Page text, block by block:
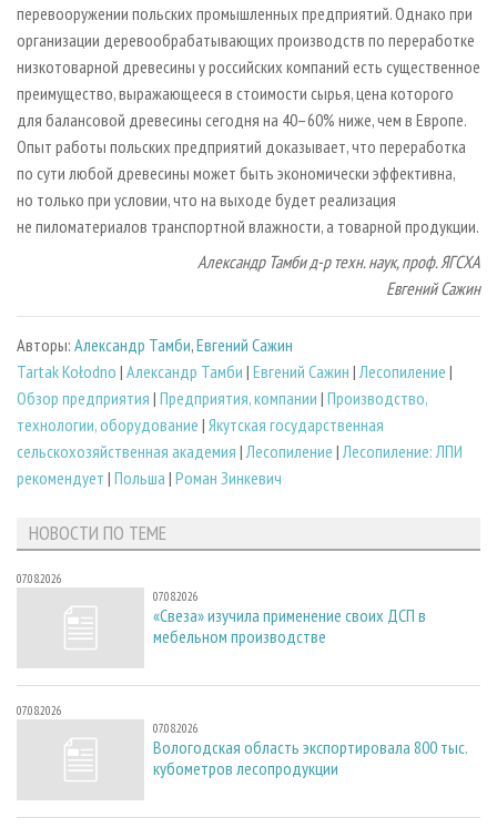
перевооружении польских промышленных предприятий. Однако при
организации деревообрабатывающих производств по переработке
низкотоварной древесины у российских компаний есть существенное
преимущество, выражающееся в стоимости сырья, цена которого
для балансовой древесины сегодня на 40–60% ниже, чем в Европе.
Опыт работы польских предприятий доказывает, что переработка
по сути любой древесины может быть экономически эффективна,
но только при условии, что на выходе будет реализация
не пиломатериалов транспортной влажности, а товарной продукции.
Александр Тамби д-р техн. наук, проф. ЯГСХА
Евгений Сажин
Авторы: Александр Тамби,Евгений Сажин
Tartak Kołodno | Александр Тамби | Евгений Сажин | Лесопиление |
Обзор предприятия | Предприятия, компании | Производство,
технологии, оборудование | Якутская государственная
сельскохозяйственная академия | Лесопиление | Лесопиление: ЛПИ
рекомендует | Польша | Роман Зинкевич
НОВОСТИ ПО ТЕМЕ
07.08.2026
07.08.2026
«Свеза» изучила применение своих ДСП в
мебельном производстве
07.08.2026
07.08.2026
Вологодская область экспортировала 800 тыс.
кубометров лесопродукции